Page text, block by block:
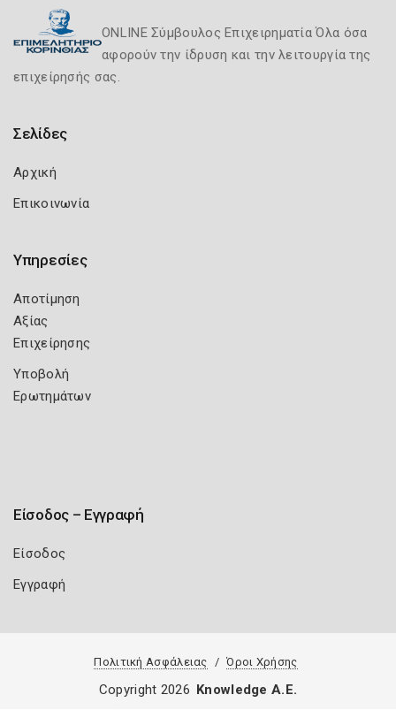
ONLINE Σύμβουλος Επιχειρηματία Όλα όσα
αφορούν την ίδρυση και την λειτουργία της
επιχείρησής σας.
Σελίδες
Αρχική
Επικοινωνία
Υπηρεσίες
Αποτίμηση
Αξίας
Επιχείρησης
Υποβολή
Ερωτημάτων
Είσοδος – Εγγραφή
Είσοδος
Εγγραφή
Πολιτική Ασφάλειας Όροι Χρήσης
Copyright 2026 Knowledge A.E.